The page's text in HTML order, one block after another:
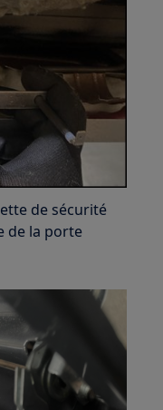
de sécurité
de la porte